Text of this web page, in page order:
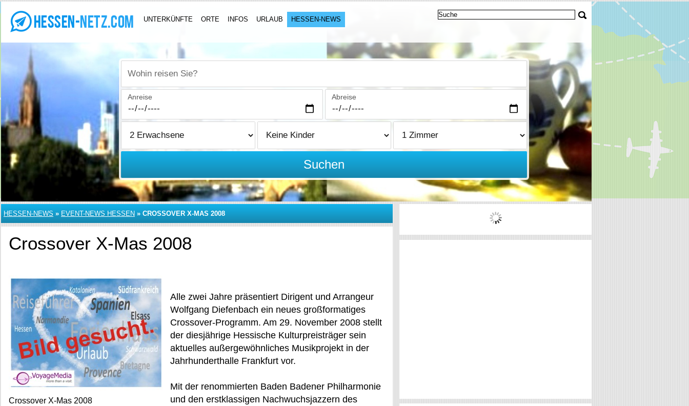
UNTERKÜNFTE ORTE INFOS URLAUB HESSEN-NEWS
Wohin reisen Sie?
Anreise Abreise
Suchen
HESSEN-NEWS » EVENT-NEWS HESSEN » CROSSOVER X-MAS 2008
Crossover X-Mas 2008
Crossover X-Mas 2008
Alle zwei Jahre präsentiert Dirigent und Arrangeur
Wolfgang Diefenbach ein neues großformatiges
Crossover-Programm. Am 29. November 2008 stellt
der diesjährige Hessische Kulturpreisträger sein
aktuelles außergewöhnliches Musikprojekt in der
Jahrhunderthalle Frankfurt vor.
Mit der renommierten Baden Badener Philharmonie
und den erstklassigen Nachwuchsjazzern des